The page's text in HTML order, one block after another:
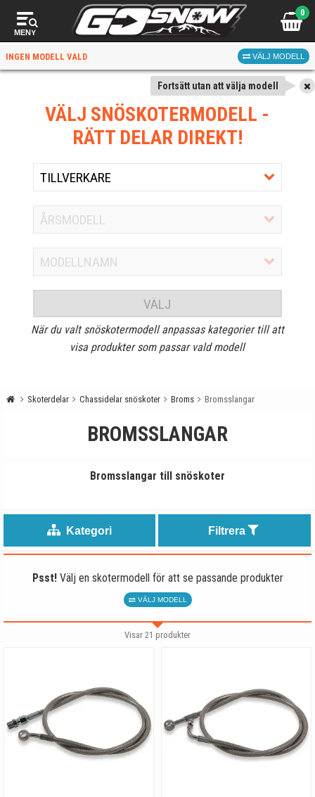
MENY
0
INGEN MODELL VALD VÄLJ MODELL
Fortsätt utan att välja modell
VÄLJ SNÖSKOTERMODELL -
RÄTT DELAR DIREKT!
VÄLJ
När du valt snöskotermodell anpassas kategorier till att
visa produkter som passar vald modell
Skoterdelar Chassidelar snöskoter Broms Bromsslangar
BROMSSLANGAR
Bromsslangar till snöskoter
Kategori Filtrera
Psst!Välj en skotermodell för att se passande produkter
VÄLJ MODELL
Visar 21 produkter